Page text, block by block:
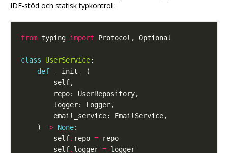
IDE-stöd och statisk typkontroll:
from typing import
class UserService
def
    )
-> None
        self
. repo =
        self
. logger =